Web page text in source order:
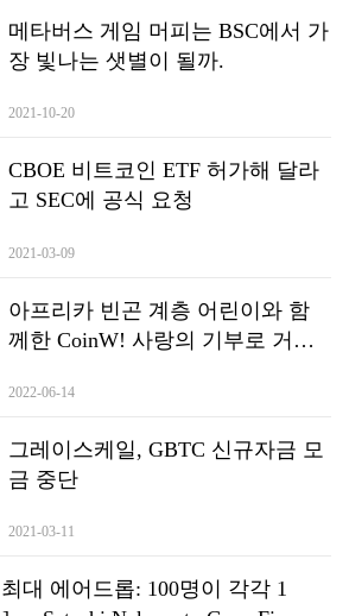
메타버스 게임 머피는 BSC에서 가
장 빛나는 샛별이 될까.
2021-10-20
CBOE 비트코인 ETF 허가해 달라
고 SEC에 공식 요청
2021-03-09
아프리카 빈곤 계층 어린이와 함
께한 CoinW! 사랑의 기부로 거래
2022-06-14
그레이스케일, GBTC 신규자금 모
금 중단
2021-03-11
대 에어드롭: 100명이 각각 1